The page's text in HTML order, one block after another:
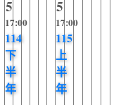
5
17:00
114
下
半
年
5
17:00
115
上
半
年